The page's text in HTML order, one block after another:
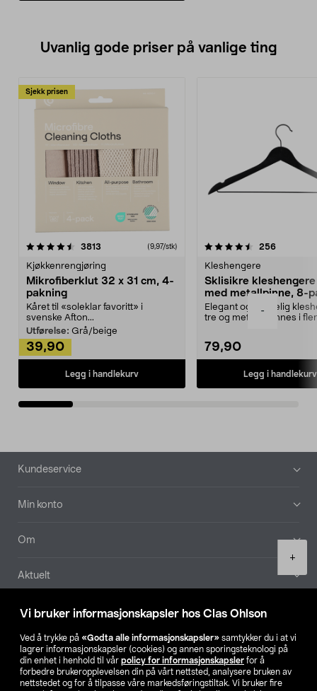
Vi bruker informasjonskapsler hos Clas Ohlson
Ved å trykke på «Godta alle informasjonskapsler» samtykker du i at vi
lagrer informasjonskapsler (cookies) og annen sporingsteknologi på
din enhet i henhold til vår policy for informasjonskapsler for å
forbedre brukeropplevelsen din på vårt nettsted, analysere bruken av
nettstedet og for å tilpasse våre markedsføringstiltak. Vi bruker fire
-
+
Uvanlig gode priser på vanlige ting
Sjekk prisen
3813 anmeldelser(9,97/stk)
Kjøkkenrengjøring
Mikrofiberklut 32 x 31 cm, 4-
pakning
Kåret til «soleklar favoritt» i
svenske Afton...
Utførelse: Grå/beige
39,90
Legg i handlekurv
4.5av 5 stjerner 256
Kleshengere
Sklisikre
med metallpinne, 8-
Elegant og skikkelig
tre og metall – finnes i
79,90
Legg i handlekurv
4.5av 5 stjerner
Bunntekst
Kundeservice
Min konto
Om
Aktuelt
Våre selskaper
Finn din butikk
SE NO FI